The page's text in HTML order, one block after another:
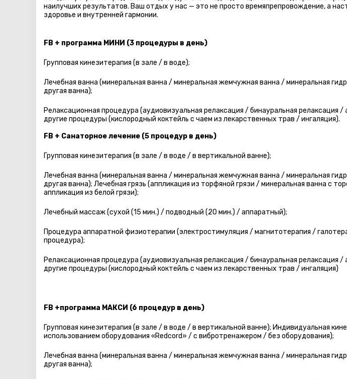
наилучших результатов. Ваш отдых у нас — это не просто времяпрепровождение, а
здоровье и внутренней гармонии.
FB + программа МИHИ (3 процедуры в день)
Групповая кинезитерапия (в зале / в воде);
Лечебная ванна (минеральная ванна / минеральная жемчужная ванна / минеральная
другая ванна);
Релаксационная процедура (аудиовизуальная релаксация / бинауральная релаксация /
другие процедуры (кислородный коктейль с чаем из лекарственных трав / ингаляция).
FB + Санаторное лечение (5 процедур в день)
Групповая кинезитерапия (в зале / в воде / в вертикальной ванне);
Лечебная ванна (минеральная ванна / минеральная жемчужная ванна / минеральная
другая ванна); Лечебная грязь (аппликация из торфяной грязи / минеральная ванна с
аппликация из белой грязи);
Лечебный массаж (сухой (15 мин.) / подводный (20 мин.) / аппаратный);
Процедура аппаратной физиотерапии (электростимуляция / магнитотерапия /
процедура);
Релаксационная процедура (аудиовизуальная релаксация / бинауральная релаксация /
другие процедуры (кислородный коктейль с чаем из лекарственных трав / ингаляция)
FB +программа МАКСИ (6 процедур в день)
Групповая кинезитерапия (в зале / в воде / в вертикальной ванне); Индивидуальная
использованием оборудования «Redcord» / с вибротренажером / без оборудования);
Лечебная ванна (минеральная ванна / минеральная жемчужная ванна / минеральная
другая ванна);